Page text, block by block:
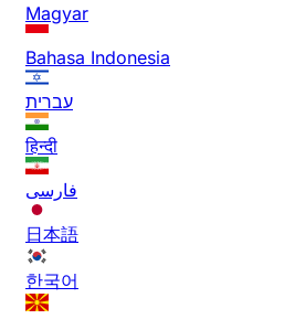
Magyar
Bahasa Indonesia
עברית
हिन्दी
فارسی
日本語
한국어